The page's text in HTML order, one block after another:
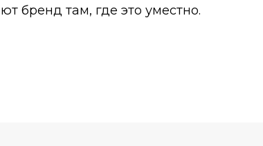
бренд там, где это уместно.